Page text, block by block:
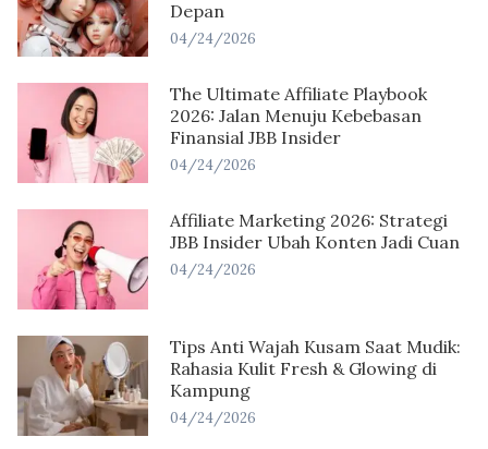
Depan
04/24/2026
The Ultimate Affiliate Playbook
2026: Jalan Menuju Kebebasan
Finansial JBB Insider
04/24/2026
Affiliate Marketing 2026: Strategi
JBB Insider Ubah Konten Jadi Cuan
04/24/2026
Tips Anti Wajah Kusam Saat Mudik:
Rahasia Kulit Fresh & Glowing di
Kampung
04/24/2026